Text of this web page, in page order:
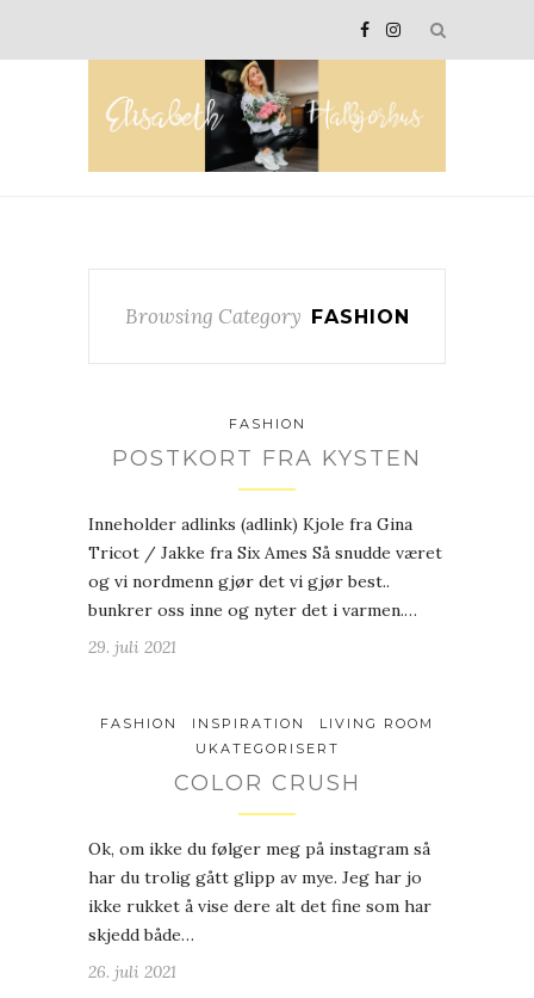
Browsing Category FASHION
FASHION
POSTKORT FRA KYSTEN
Inneholder adlinks (adlink) Kjole fra Gina
Tricot / Jakke fra Six Ames Så snudde været
og vi nordmenn gjør det vi gjør best..
bunkrer oss inne og nyter det i varmen.…
29. juli 2021
FASHION INSPIRATION
LIVING ROOM
UKATEGORISERT
COLOR CRUSH
Ok, om ikke du følger meg på instagram så
har du trolig gått glipp av mye. Jeg har jo
ikke rukket å vise dere alt det fine som har
skjedd både…
26. juli 2021